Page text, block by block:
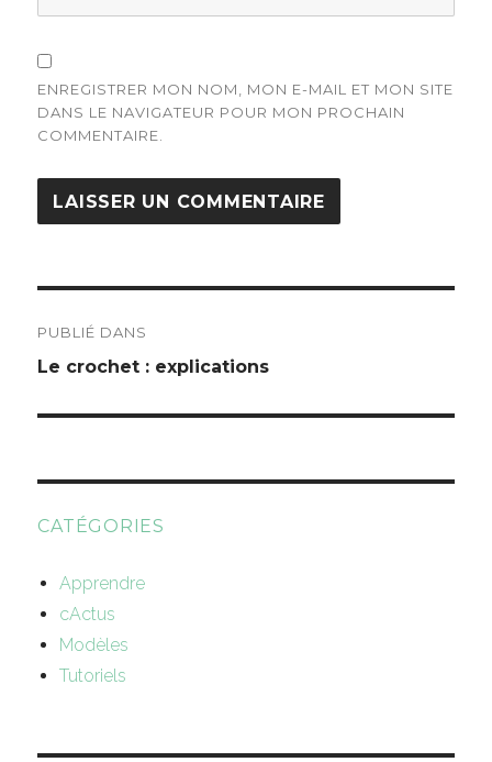
ENREGISTRER MON NOM, MON E-MAIL ET MON SITE
DANS LE NAVIGATEUR POUR MON PROCHAIN
COMMENTAIRE.
de
PUBLIÉ DANS
Le crochet : explications
CATÉGORIES
Apprendre
cActus
Modèles
Tutoriels